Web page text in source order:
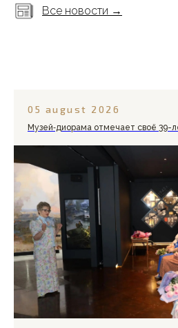
Все новости →
05 august 2026
Музей‑диорама отмечает своё 39-